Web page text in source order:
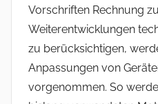
Vorschriften Rechnung
Weiterentwicklungen
zu berücksichtigen,
Anpassungen von
vorgenommen. So